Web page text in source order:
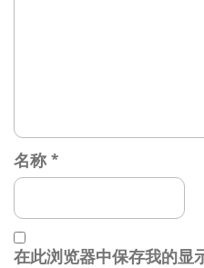
名称 *
在此浏览器中保存我的显